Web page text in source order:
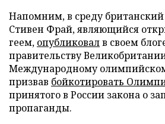
Напомним, в среду британский
Стивен Фрай, являющийся
геем, опубликовалв своем
правительству
Международному
призвав бойкотировать
принятого в России закона о
пропаганды.